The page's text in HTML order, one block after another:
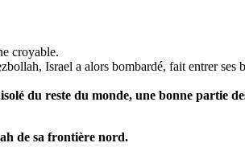
croyable.
Israel a alors bombardé, fait entrer
du reste du monde, une bonne partie
de sa frontière nord.